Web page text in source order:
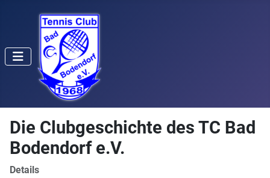
Die Clubgeschichte des TC Bad
Bodendorf e.V.
Details